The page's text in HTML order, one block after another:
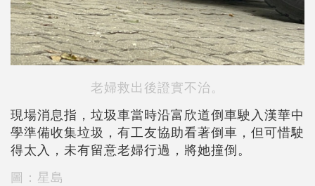
老婦救出後證實不治。
現場消息指，垃圾車當時沿富欣道倒車駛入漢華中
學準備收集垃圾，有工友協助看著倒車，但可惜駛
得太入，未有留意老婦行過，將她撞倒。
圖：星島